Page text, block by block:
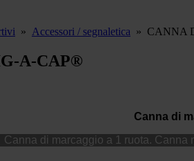
» Accessori / segnaletica » CANNA
A-CAP®
Canna di
Canna di marcaggio a 1 ruota. Canna